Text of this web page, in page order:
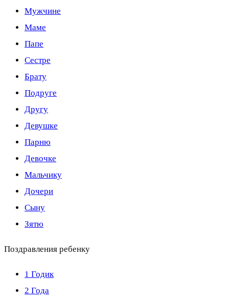
Мужчине
Маме
Папе
Сестре
Брату
Подруге
Другу
Девушке
Парню
Девочке
Мальчику
Дочери
Сыну
Зятю
Поздравления ребенку
1 Годик
2 Года